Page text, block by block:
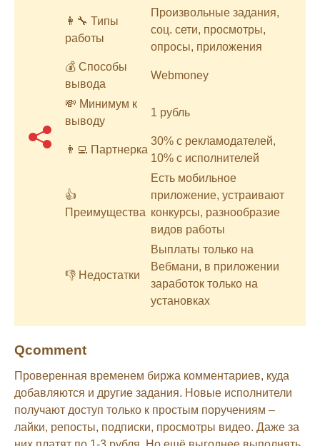
👩‍🔧 Типы
работы
Произвольные задания,
соц. сети, просмотры,
опросы, приложения
💰 Способы
вывода
Webmoney
💸 Минимум к
выводу
1 рубль
👨‍💻 Партнерка
30% с рекламодателей,
10% с исполнителей
👍
Преимущества
Есть мобильное
приложение, устраивают
конкурсы, разнообразие
видов работы
👎 Недостатки
Выплаты только на
Вебмани, в приложении
заработок только на
установках
Qcomment
Проверенная временем биржа комментариев, куда
добавляются и другие задания. Новые исполнители
получают доступ только к простым поручениям –
лайки, репосты, подписки, просмотры видео. Даже за